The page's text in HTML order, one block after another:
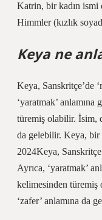
Katrin, bir kadın
Himmler (kızlık
Keya ne
Keya, Sanskritçe’de
‘yaratmak’
türemiş olabilir. İsim,
da gelebilir. Keya, bir
2024Keya,
Ayrıca, ‘yaratmak’
kelimesinden türemiş
‘zafer’ anlamına da